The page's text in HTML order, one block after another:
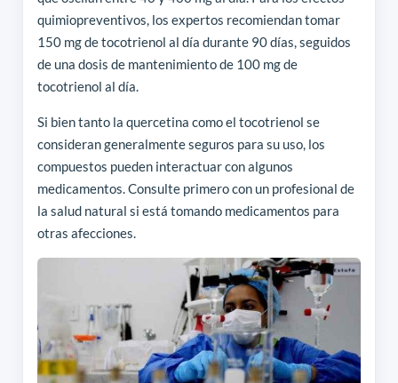
quimiopreventivos, los expertos recomiendan tomar
150 mg de tocotrienol al día durante 90 días, seguidos
de una dosis de mantenimiento de 100 mg de
tocotrienol al día.
Si bien tanto la quercetina como el tocotrienol se
consideran generalmente seguros para su uso, los
compuestos pueden interactuar con algunos
medicamentos. Consulte primero con un profesional de
la salud natural si está tomando medicamentos para
otras afecciones.